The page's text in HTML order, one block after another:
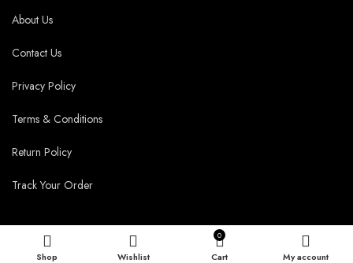
About Us
Contact Us
Privacy Policy
Terms & Conditions
Return Policy
Track Your Order
Shop Wishlist
0
Cart My account